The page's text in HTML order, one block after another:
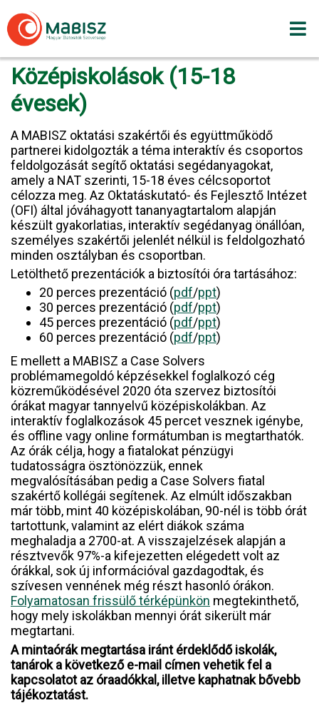
to
content
Középiskolások (15-18
évesek)
A MABISZ oktatási szakértői és együttműködő
partnerei kidolgozták a téma interaktív és csoportos
feldolgozását segítő oktatási segédanyagokat,
amely a NAT szerinti, 15-18 éves célcsoportot
célozza meg. Az Oktatáskutató- és Fejlesztő Intézet
(OFI) által jóváhagyott tananyagtartalom alapján
készült gyakorlatias, interaktív segédanyag önállóan,
személyes szakértői jelenlét nélkül is feldolgozható
minden osztályban és csoportban.
Letölthető prezentációk a biztosítói óra tartásához:
20 perces prezentáció (pdf/ppt)
30 perces prezentáció (pdf/ppt)
45 perces prezentáció (pdf/ppt)
60 perces prezentáció (pdf/ppt)
E mellett a MABISZ a Case Solvers
problémamegoldó képzésekkel foglalkozó cég
közreműködésével 2020 óta szervez biztosítói
órákat magyar tannyelvű középiskolákban. Az
interaktív foglalkozások 45 percet vesznek igénybe,
és offline vagy online formátumban is megtarthatók.
Az órák célja, hogy a fiatalokat pénzügyi
tudatosságra ösztönözzük, ennek
megvalósításában pedig a Case Solvers fiatal
szakértő kollégái segítenek. Az elmúlt időszakban
már több, mint 40 középiskolában, 90-nél is több órát
tartottunk, valamint az elért diákok száma
meghaladja a 2700-at. A visszajelzések alapján a
résztvevők 97%-a kifejezetten elégedett volt az
órákkal, sok új információval gazdagodtak, és
szívesen vennének még részt hasonló órákon.
Folyamatosan frissülő térképünkön megtekinthető,
hogy mely iskolákban mennyi órát sikerült már
megtartani.
A mintaórák megtartása iránt érdeklődő iskolák,
tanárok a következő e-mail címen vehetik fel a
kapcsolatot az óraadókkal, illetve kaphatnak bővebb
tájékoztatást.